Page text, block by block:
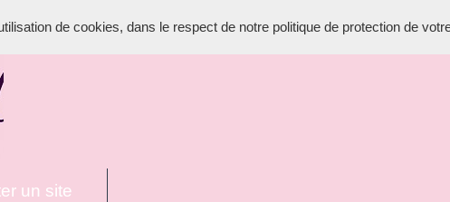
un site
de cookies, dans le respect de notre politique de protection de